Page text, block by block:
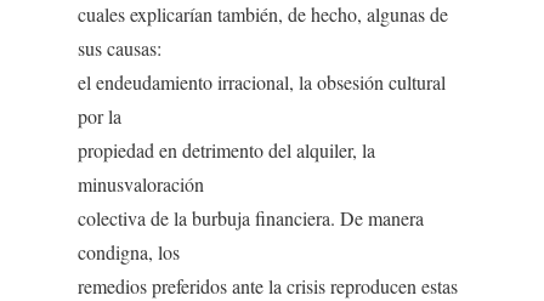
cuales explicarían también, de hecho, algunas de
sus causas:
el endeudamiento irracional, la obsesión cultural
por la
propiedad en detrimento del alquiler, la
minusvaloración
colectiva de la burbuja financiera. De manera
condigna, los
remedios preferidos ante la crisis reproducen estas